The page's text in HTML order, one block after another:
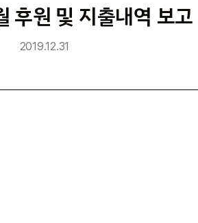
원 및 지출내역 보고
2019.12.31